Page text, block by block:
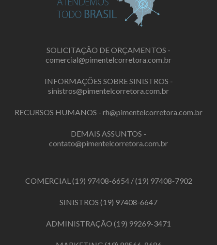
SOLICITAÇÃO DE ORÇAMENTOS -
comercial@pimentelcorretora.com.br
INFORMAÇÕES SOBRE SINISTROS -
sinistros@pimentelcorretora.com.br
RECURSOS HUMANOS - rh@pimentelcorretora.com.br
DEMAIS ASSUNTOS -
contato@pimentelcorretora.com.br
COMERCIAL(19) 97408-6654/(19) 97408-7902
SINISTROS (19) 97408-6647
ADMINISTRAÇÃO (19) 99269-3471